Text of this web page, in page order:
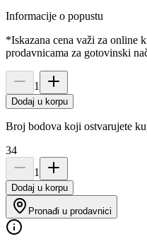
Informacije o popustu
*Iskazana cena važi za online
prodavnicama za gotovinski
1
Dodaj u korpu
Broj bodova koji ostvarujete
34
1
Dodaj u korpu
Pronađi u prodavnici